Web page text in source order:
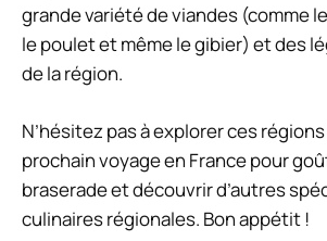
grande variété de viandes (comme
le poulet et même le gibier) et des
de la région.
N’hésitez pas à explorer ces
prochain voyage en France pour
braserade et découvrir d’autres
culinaires régionales. Bon appétit !